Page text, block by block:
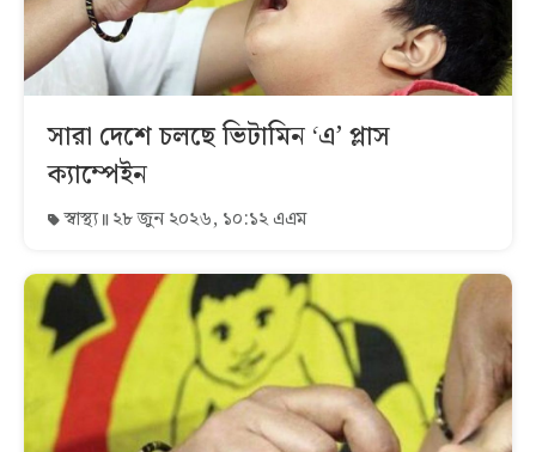
সারা দেশে চলছে ভিটামিন ‘এ’ প্লাস
ক্যাম্পেইন
স্বাস্থ্য ২৮ জুন ২০২৬, ১০:১২ এএম